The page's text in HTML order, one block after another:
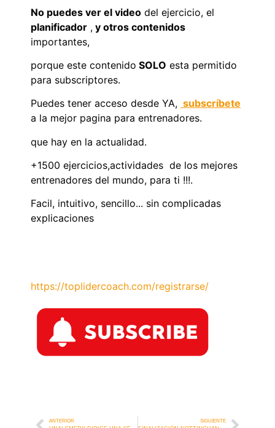
No puedes ver el video del ejercicio, el
planificador , y otros contenidos
importantes,
porque este contenido SOLO esta permitido
para subscriptores.
Puedes tener acceso desde YA, subscríbete
a la mejor pagina para entrenadores.
que hay en la actualidad.
+1500 ejercicios,actividades de los mejores
entrenadores del mundo, para ti !!!.
Facil, intuitivo, sencillo... sin complicadas
explicaciones
https://toplidercoach.com/registrarse/
ANTERIOR SIGUIENTE